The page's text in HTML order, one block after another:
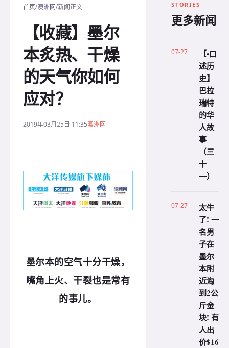
首页/澳洲网/新闻正文
【收藏】墨尔
本炙热、干燥
的天气你如何
应对？
2019年03月25日 11:35澳洲网
墨尔本的空气十分干燥，
嘴角上火、干裂也是常有
的事儿。
STORIES
更多新闻
07-27
【•口
述历
史】
巴拉
瑞特
的华
人故
事
（三
十
一）
07-27
太牛
了! 一
名男
子在
墨尔
本附
近淘
到2公
斤金
块! 有
人出
价$16